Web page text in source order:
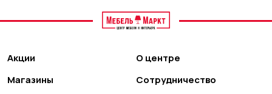
Акции
Магазины
О центре
Сотрудничество